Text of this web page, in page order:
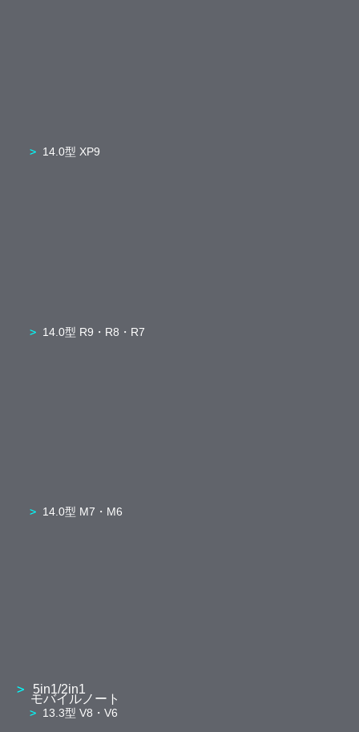
14.0型 XP9
14.0型 R9・R8・R7
14.0型 M7・M6
5in1/2in1
モバイルノート
13.3型 V8・V6